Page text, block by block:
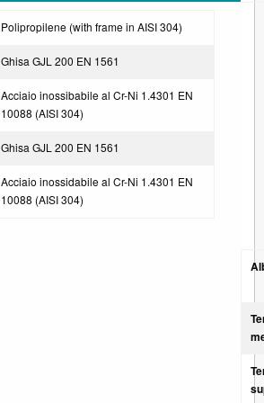
Polipropilene (with frame in AISI 304)
Ghisa GJL 200 EN 1561
Acciaio inossibabile al Cr-Ni 1.4301 EN
10088 (AISI 304)
Ghisa GJL 200 EN 1561
Acciaio inossidabile al Cr-Ni 1.4301 EN
10088 (AISI 304)